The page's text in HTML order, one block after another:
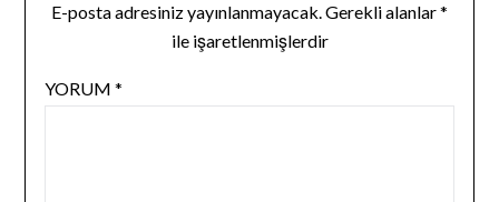
E-posta adresiniz yayınlanmayacak.Gerekli alanlar*
ile işaretlenmişlerdir
YORUM *